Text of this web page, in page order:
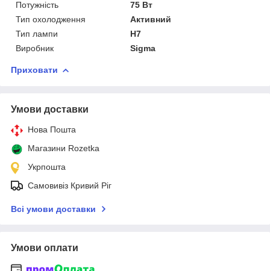
Потужність
75 Вт
Тип охолодження
Активний
Тип лампи
H7
Виробник
Sigma
Приховати
Умови доставки
Нова Пошта
Магазини Rozetka
Укрпошта
Самовивіз Кривий Ріг
Всі умови доставки
Умови оплати